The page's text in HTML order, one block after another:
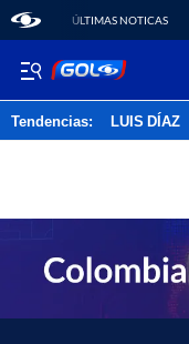
ÚLTIMAS NOTICAS
Tendencias: LUIS DÍAZ